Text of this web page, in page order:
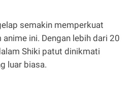
semakin memperkuat
ini. Dengan lebih dari 20
Shiki patut dinikmati
luar biasa.